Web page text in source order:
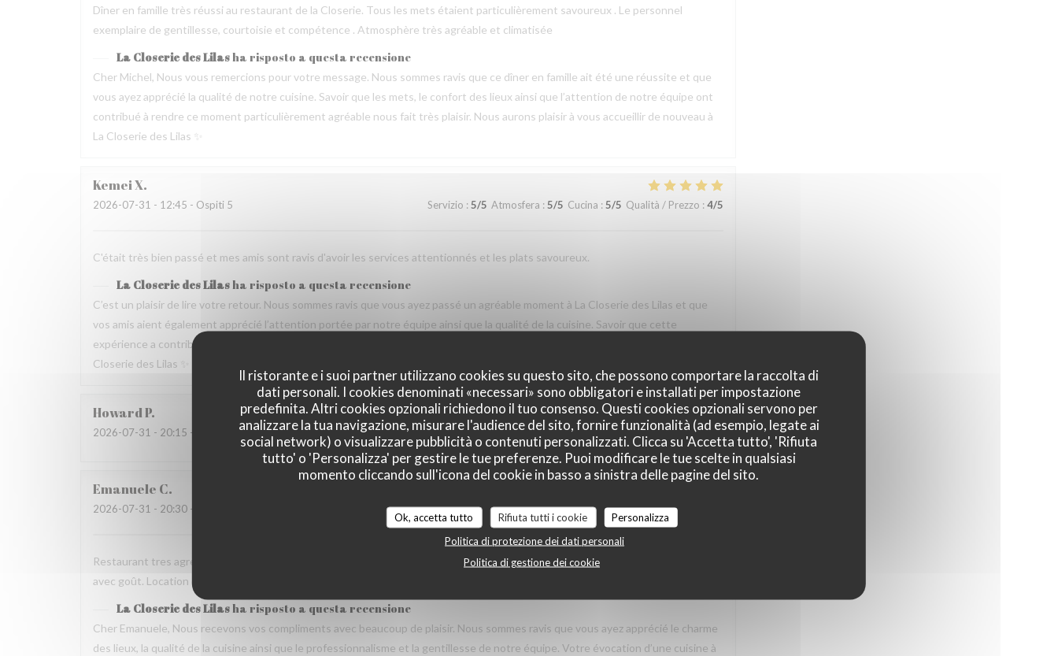
Il ristorante e i suoi partner utilizzano cookies su questo sito, che possono comportare la raccolta di
dati personali. I cookies denominati «necessari» sono obbligatori e installati per impostazione
predefinita. Altri cookies opzionali richiedono il tuo consenso. Questi cookies opzionali servono per
analizzare la tua navigazione, misurare l'audience del sito, fornire funzionalità (ad esempio, legate ai
social network) o visualizzare pubblicità o contenuti personalizzati. Clicca su 'Accetta tutto', 'Rifiuta
tutto' o 'Personalizza' per gestire le tue preferenze. Puoi modificare le tue scelte in qualsiasi
momento cliccando sull'icona del cookie in basso a sinistra delle pagine del sito.
Ok, accetta tutto Rifiuta tutti i cookie
Personalizza
Politica di protezione dei dati personali
Politica di gestione dei cookie
Dîner en famille très réussi au restaurant de la Closerie. Tous les mets étaient particulièrement savoureux . Le personnel
exemplaire de gentillesse, courtoisie et compétence . Atmosphère très agréable et climatisée
La Closerie des Lilasha risposto a questa recensione
Cher Michel, Nous vous remercions pour votre message. Nous sommes ravis que ce dîner en famille ait été une réussite et que
vous ayez apprécié la qualité de notre cuisine. Savoir que les mets, le confort des lieux ainsi que l’attention de notre équipe ont
contribué à rendre ce moment particulièrement agréable nous fait très plaisir. Nous aurons plaisir à vous accueillir de nouveau à
La Closerie des Lilas ✨
KemeiX
2026-07-31 - 12:45 - Ospiti 5 Servizio : 5/5 Atmosfera : 5/5 Cucina : 5/5 Qualità / Prezzo : 4/5
C'était très bien passé et mes amis sont ravis d'avoir les services attentionnés et les plats savoureux.
La Closerie des Lilasha risposto a questa recensione
C’est un plaisir de lire votre retour. Nous sommes ravis que vous ayez passé un agréable moment à La Closerie des Lilas et que
vos amis aient également apprécié l’attention portée par notre équipe ainsi que la qualité de la cuisine. Savoir que cette
expérience a contribué à la réussite de votre repas nous fait très plaisir. Nous serons heureux de vous accueillir de nouveau à La
Closerie des Lilas ✨
HowardP
2026-07-31 - 20:15 - Ospiti 4 Servizio: 5/5 Atmosfera: 5/5 Cucina: 5 /5 Qualità / Prezzo: 4 /5
Emanuele C
2026-07-31 - 20:30 - Ospiti 2 Servizio:5/5 Atmosfera:5/5 Cucina 5/5 Qualità / Prezzo
Restaurant tres agreable, personnel avec expertise, tres gentil et amable avec esprit! Cuisine simple et raffiné au même temps,
avec goût. Location charmante, pour un experience que merece de retourner plusieur fois. Je retournerai
La Closerie des Lilas ha risposto a questa recensione
Cher Emanuele, Nous recevons vos compliments avec beaucoup de plaisir. Nous sommes ravis que vous ayez apprécié le charme
des lieux, la qualité de la cuisine ainsi que le professionnalisme et la gentillesse de notre équipe. Votre évocation d’une cuisine à